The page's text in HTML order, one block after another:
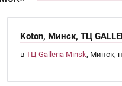
Koton, Минск, ТЦ
в ТЦ Galleria Minsk, Минск,